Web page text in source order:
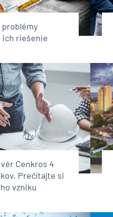
ich riešenie
Cenkros 4
Prečítajte si
vzniku